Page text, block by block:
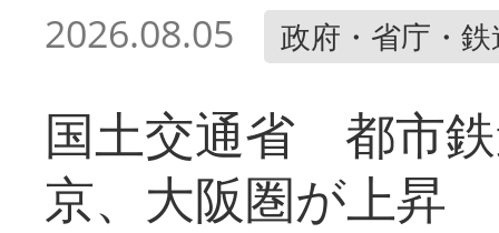
2026.08.05 政府・省庁・
国土交通省 都市
京、大阪圏が上昇